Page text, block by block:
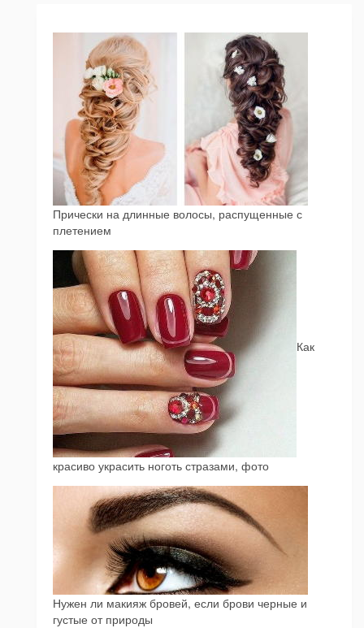
Прически на длинные волосы, распущенные с
плетением
Как
красиво украсить ноготь стразами, фото
Нужен ли макияж бровей, если брови черные и
густые от природы